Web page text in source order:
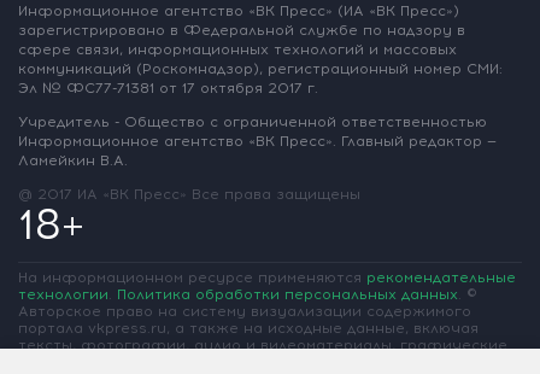
Информационное агентство «ВК Пресс» (ИА «ВК Пресс»)
зарегистрировано в Федеральной службе по надзору в
сфере связи, информационных технологий и массовых
коммуникаций (Роскомнадзор), регистрационный номер СМИ:
Эл № ФС77-71381 от 17 октября 2017 г.
Учредитель - Общество с ограниченной ответственностью
Информационное агентство «ВК Пресс». Главный редактор —
Ламейкин В.А.
@ 2017 ИА «ВК Пресс» Все права защищены
18+
На информационном ресурсе применяются рекомендательные
технологии. Политика обработки персональных данных. ©
Авторское право на систему визуализации содержимого
портала vkpress.ru, а также на исходные данные, включая
тексты, фотографии, аудио и видеоматериалы, графические